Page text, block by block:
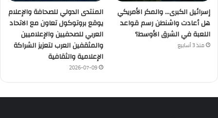
إسرائيل الكبرى… والمكر الأمريكي
هل أعادت واشنطن رسم قواعد
اللعبة في الشرق الأوسط؟
منذ 3 أسابيع
المنتدى الدولي للصحافة والإعلام
يوقع بروتوكول تعاون مع الاتحاد
العربي للصحفيين والإعلاميين
والمثقفين العرب لتعزيز الشراكة
الإعلامية والثقافية
2026-07-09